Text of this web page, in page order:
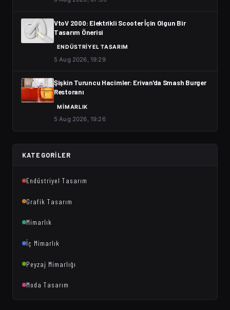
VtoV 2000: Elektrikli Scooter İçin Olgun Bir
Tasarım Önerisi
ENDÜSTRIYEL TASARIM
5 Aug 2026, 19:29
Şişkin Turuncu Hacimler: Erivan'da Smash Burger
Restoranı
MIMARLIK
5 Aug 2026, 19:26
KATEGORILER
Endüstriyel Tasarım
Grafik Tasarım
Mimarlık
İç Mimarlık
Peyzaj Mimarlığı
Moda Tasarım